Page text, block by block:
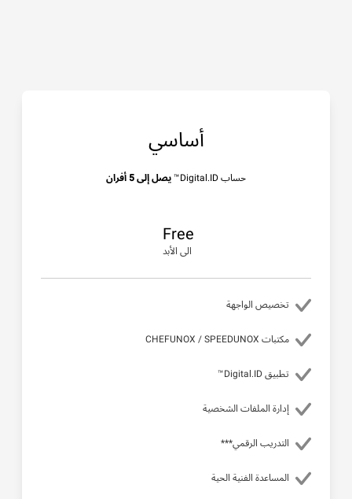
أساسي
حساب Digital.ID™ يصل إلى 5 أفران
Free
الى الأبد
تخصيص الواجهة
مكتبات CHEFUNOX / SPEEDUNOX
تطبيق Digital.ID™
إدارة الملفات الشخصية
التدريب الرقمي***
المساعدة الفنية الحية